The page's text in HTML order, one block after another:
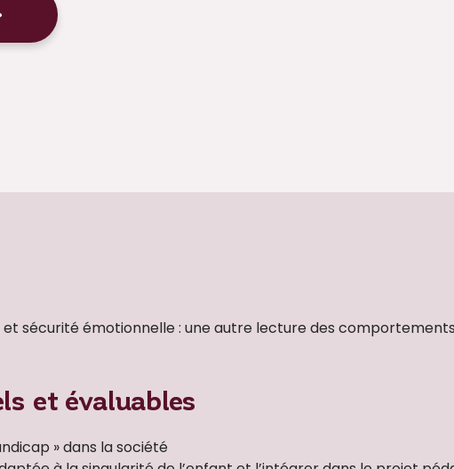
sécurité émotionnelle : une autre lecture des comportements
et évaluables
» dans la société